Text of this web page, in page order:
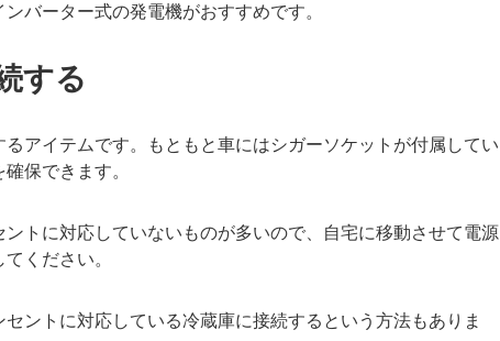
バーター式の発電機がおすすめです。
する
アイテムです。もともと車にはシガーソケットが付属してい
保できます。
トに対応していないものが多いので、自宅に移動させて電源
ください。
ントに対応している冷蔵庫に接続するという方法もありま